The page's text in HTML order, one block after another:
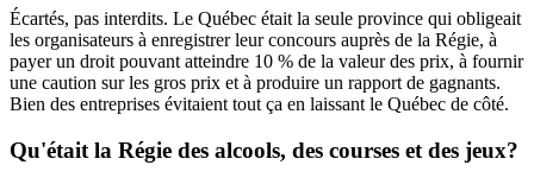
Écartés, pas interdits. Le Québec était la seule province qui obligeait
les organisateurs à enregistrer leur concours auprès de la Régie, à
payer un droit pouvant atteindre 10 % de la valeur des prix, à fournir
une caution sur les gros prix et à produire un rapport de gagnants.
Bien des entreprises évitaient tout ça en laissant le Québec de côté.
Qu'était la Régie des alcools, des courses et des jeux?